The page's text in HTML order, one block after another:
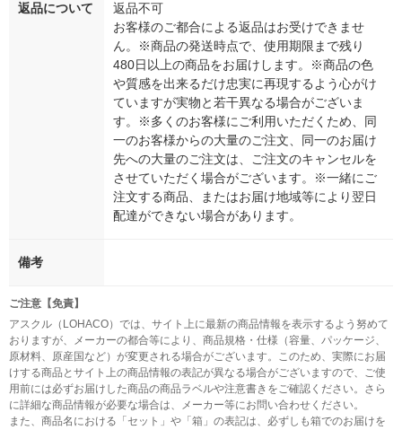
返品について
返品不可
お客様のご都合による返品はお受けできませ
ん。※商品の発送時点で、使用期限まで残り
480日以上の商品をお届けします。※商品の色
や質感を出来るだけ忠実に再現するよう心がけ
ていますが実物と若干異なる場合がございま
す。※多くのお客様にご利用いただくため、同
一のお客様からの大量のご注文、同一のお届け
先への大量のご注文は、ご注文のキャンセルを
させていただく場合がございます。※一緒にご
注文する商品、またはお届け地域等により翌日
配達ができない場合があります。
備考
ご注意【免責】
アスクル（LOHACO）では、サイト上に最新の商品情報を表示するよう努めて
おりますが、メーカーの都合等により、商品規格・仕様（容量、パッケージ、
原材料、原産国など）が変更される場合がございます。このため、実際にお届
けする商品とサイト上の商品情報の表記が異なる場合がございますので、ご使
用前には必ずお届けした商品の商品ラベルや注意書きをご確認ください。さら
に詳細な商品情報が必要な場合は、メーカー等にお問い合わせください。
また、商品名における「セット」や「箱」の表記は、必ずしも箱でのお届けを